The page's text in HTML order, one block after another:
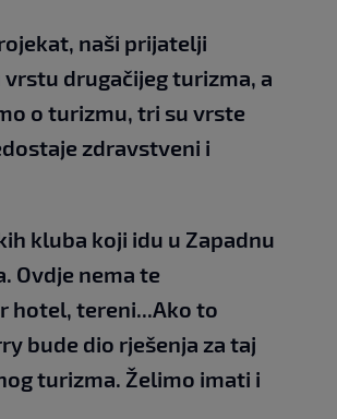
naši prijatelji
drugačijeg turizma, a
o turizmu, tri su vrste
zdravstveni i
kluba koji idu u Zapadnu
Ovdje nema te
tereni...Ako to
bude dio rješenja za taj
turizma. Želimo imati i